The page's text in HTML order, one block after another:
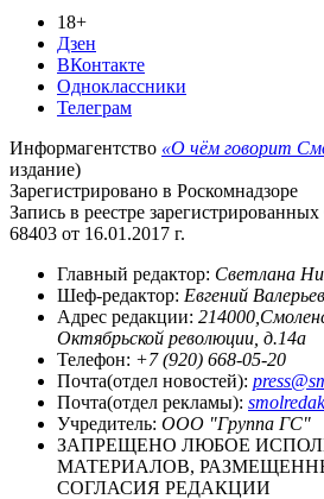
18+
Дзен
ВКонтакте
Одноклассники
Телеграм
Информагентство «О чём говорит
издание)
Зарегистрировано в Роскомнадзоре
Запись в реестре
68403 от 16.01.2017 г.
Главный редактор: Светлана
Шеф-редактор: Евгений
Адрес редакции:
Октябрьской революции, д.14а
Телефон: +7 (920) 668-05-20
Почта(отдел новостей):
Почта(отдел рекламы):
Учредитель: ООО "Группа ГС"
ЗАПРЕЩЕНО ЛЮБОЕ
МАТЕРИАЛОВ,
СОГЛАСИЯ РЕДАКЦИИ